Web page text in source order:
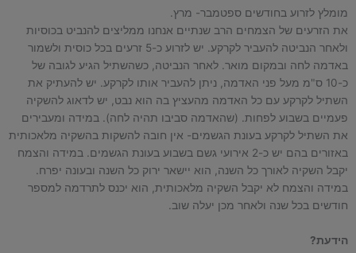
מומלץ לזרוע בחודשים ספטמבר- מרץ.
את הזרעים של הצמחים הרב שנתיים אנחנו ממליצים להנביט בכוסיות
ולאחר הנביטה להעביר לקרקע. יש לזרוע כ-5 זרעים בכל כוסית ולשמור
באדמה לחה ובמקום מואר. לאחר הנביטה, כשהשתיל הגיע לגובה של
כ-10 ס"מ מעל פני האדמה, ניתן להעביר אותו לקרקע. יש להעתיק את
השתיל לקרקע עם כל האדמה מהעציץ בה הוא נבט, יש לדאוג להשקיה
פעמיים בשבוע לפחות. (שהאדמה סביבו תהיה לחה). במידה ומעבירים
את השתיל לקרקע בעונת הגשמים- אין חובה להשקות בהשקיה מלאכותית
באזורים בהם יש כ-2 אירועי גשם בשבוע בעונת הגשמים. במידה והצמח
יקבל השקיה לאורך כל השנה, הוא יישאר ירוק כל השנה ובעונה יפרח.
במידה והצמח לא יקבל השקיה מלאכותית, הוא יכנס לתרדמה למספר
חודשים בכל שנה ולאחר מכן יעלה שוב.
הידעת?